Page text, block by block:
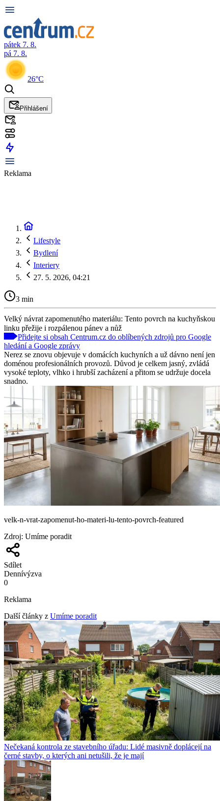
pátek 7. 8.
pá 7. 8.
26°C
Přihlášení
Reklama
Lifestyle
Bydlení
Interiery
27. 5. 2026, 04:21
3 min
Velký návrat zapomenutého materiálu: Tento povrch na kuchyňskou
linku přežije i rozpálenou pánev a nůž
Přidejte si obsah Centrum.cz do oblíbených zdrojů pro Google
hledání a Google zprávy
Nerez se znovu objevuje v domácích kuchyních a už dávno není jen
doménou profesionálních provozů. Důvod je celkem jasný, zvládá
vysoké teploty, vlhko i hrubší zacházení a přitom se udržuje docela
snadno.
velk-n-vrat-zapomenut-ho-materi-lu-tento-povrch-featured
Zdroj: Umíme poradit
Sdílet
Dennívýzva
0
Reklama
Další články z Umíme poradit
Nečekaná kontrola ze stavebního úřadu: Lidé masivně doplácejí na
černé stavby, o kterých ani netušili, že je mají